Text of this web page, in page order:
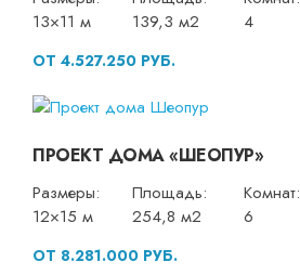
13×11 м
139,3 м2
4
ОТ 4.527.250 РУБ.
ПРОЕКТ ДОМА «ШЕОПУР»
Размеры:
12×15 м
Площадь:
254,8 м2
Комнат:
6
ОТ 8.281.000 РУБ.